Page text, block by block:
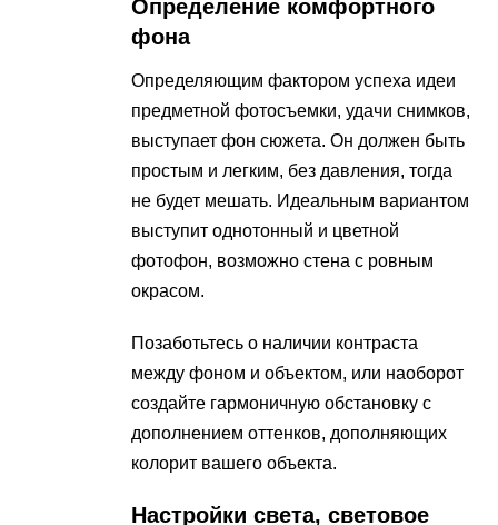
Определение комфортного
фона
Определяющим фактором успеха идеи
предметной фотосъемки, удачи снимков,
выступает фон сюжета. Он должен быть
простым и легким, без давления, тогда
не будет мешать. Идеальным вариантом
выступит однотонный и цветной
фотофон, возможно стена с ровным
окрасом.
Позаботьтесь о наличии контраста
между фоном и объектом, или наоборот
создайте гармоничную обстановку с
дополнением оттенков, дополняющих
колорит вашего объекта.
Настройки света, световое